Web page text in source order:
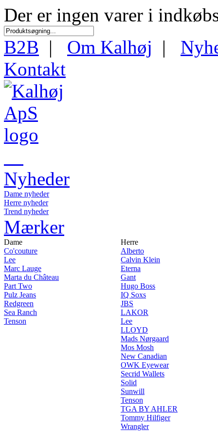
Der er ingen varer i
B2B | Om Kalhøj |
Kontakt
Nyheder
Dame nyheder
Herre nyheder
Trend nyheder
Mærker
Dame
Co'couture
Lee
Marc Lauge
Marta du Château
Part Two
Pulz Jeans
Redgreen
Sea Ranch
Tenson
Herre
Alberto
Calvin Klein
Eterna
Gant
Hugo Boss
IQ Soxs
JBS
LAKOR
Lee
LLOYD
Mads Nørgaard
Mos Mosh
New Canadian
OWK Eyewear
Secrid Wallets
Solid
Sunwill
Tenson
TGA BY AHLER
Tommy Hilfiger
Wrangler